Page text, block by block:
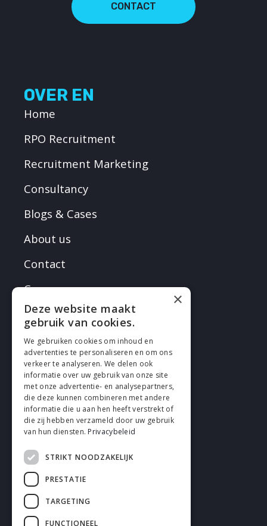
CONTACT
OVER EN
Home
RPO Recruitment
Recruitment Marketing
Consultancy
Blogs & Cases
About us
Contact
Careers
FOLLOW EN
Cookies
Privacy
Disclaimer
×
Deze website maakt
gebruik van cookies.
We gebruiken cookies om inhoud en
advertenties te personaliseren en om ons
verkeer te analyseren. We delen ook
informatie over uw gebruik van onze site
met onze advertentie- en analysepartners,
die deze kunnen combineren met andere
informatie die u aan hen heeft verstrekt of
die zij hebben verzameld door uw gebruik
van hun diensten. Privacybeleid
STRIKT NOODZAKELIJK
PRESTATIE
TARGETING
FUNCTIONEEL